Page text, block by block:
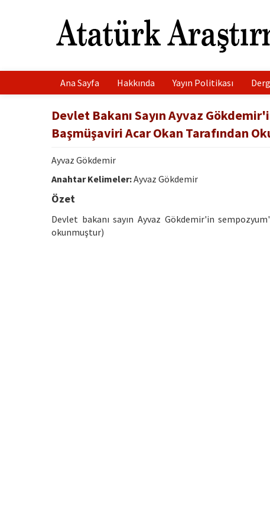
Ana Sayfa Hakkında Yayın Politikası
Devlet Bakanı Sayın Ayvaz
Başmüşaviri Acar Okan Tarafından
Ayvaz Gökdemir
Anahtar Kelimeler:Ayvaz Gökdemir
Özet
Devlet bakanı sayın Ayvaz Gökdemir'in
okunmuştur)